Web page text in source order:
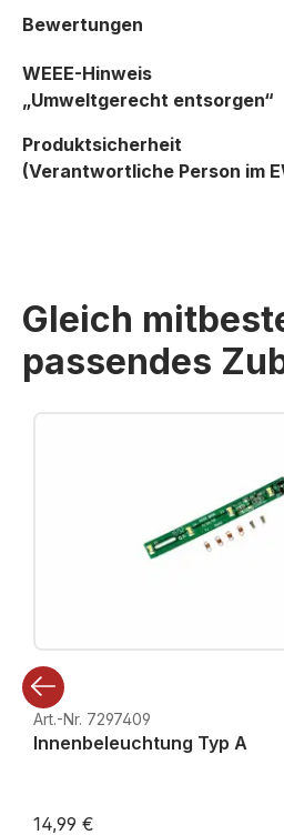
Bewertungen
WEEE-Hinweis
„Umweltgerecht entsorgen“
Produktsicherheit
(Verantwortliche Person im
Gleich
passendes
Produktgalerie überspringen
Art.-Nr. 7297409
Innenbeleuchtung Typ A
14,99 €